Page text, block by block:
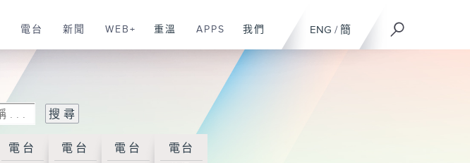
ENG / 簡
電台 新聞 WEB+ 重溫 APPS 我們
電台 電台 電台 電台